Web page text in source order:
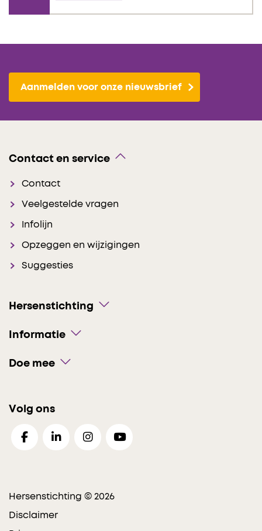
Aanmelden voor onze nieuwsbrief
Contact en service
Contact
Veelgestelde vragen
Infolijn
Opzeggen en wijzigingen
Suggesties
Hersenstichting
Informatie
Doe mee
Volg ons
Hersenstichting © 2026
Disclaimer